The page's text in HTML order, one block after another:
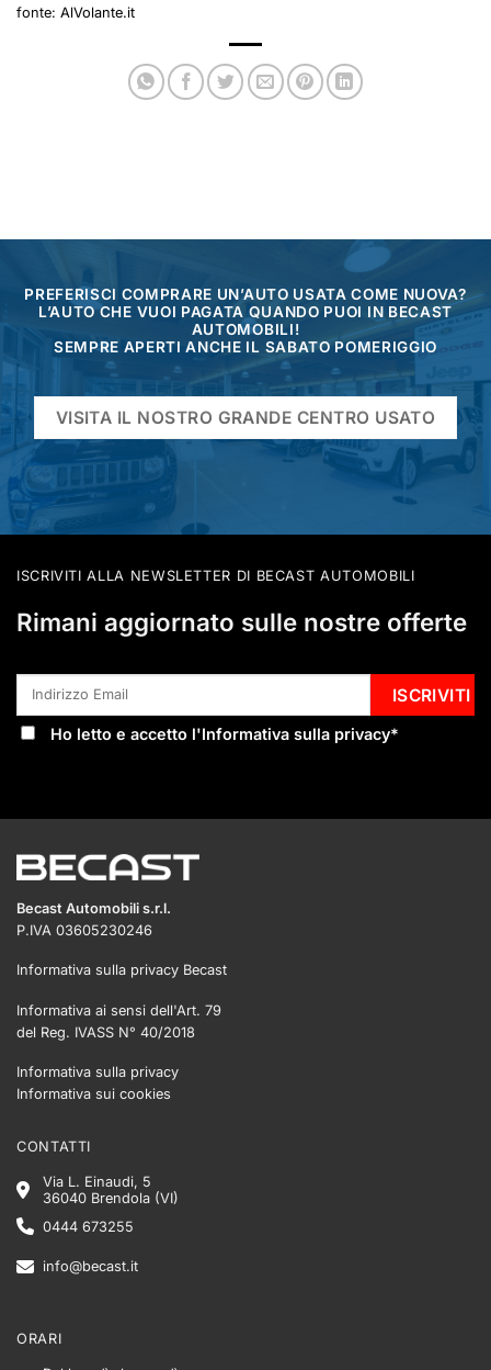
fonte: AlVolante.it
PREFERISCI COMPRARE UN’AUTO USATA COME NUOVA?
L’AUTO CHE VUOI PAGATA QUANDO PUOI IN BECAST
AUTOMOBILI!
SEMPRE APERTI ANCHE IL SABATO POMERIGGIO
VISITA IL NOSTRO GRANDE CENTRO USATO
ISCRIVITI ALLA NEWSLETTER DI BECAST AUTOMOBILI
Rimani aggiornato sulle nostre offerte
Ho letto e accetto l'Informativa sulla privacy*
Becast Automobili s.r.l.
P.IVA 03605230246
Informativa sulla privacy Becast
Informativa ai sensi dell'Art. 79
del Reg. IVASS N° 40/2018
Informativa sulla privacy
Informativa sui cookies
CONTATTI
Via L. Einaudi, 5
36040 Brendola (VI)
0444 673255
info@becast.it
ORARI